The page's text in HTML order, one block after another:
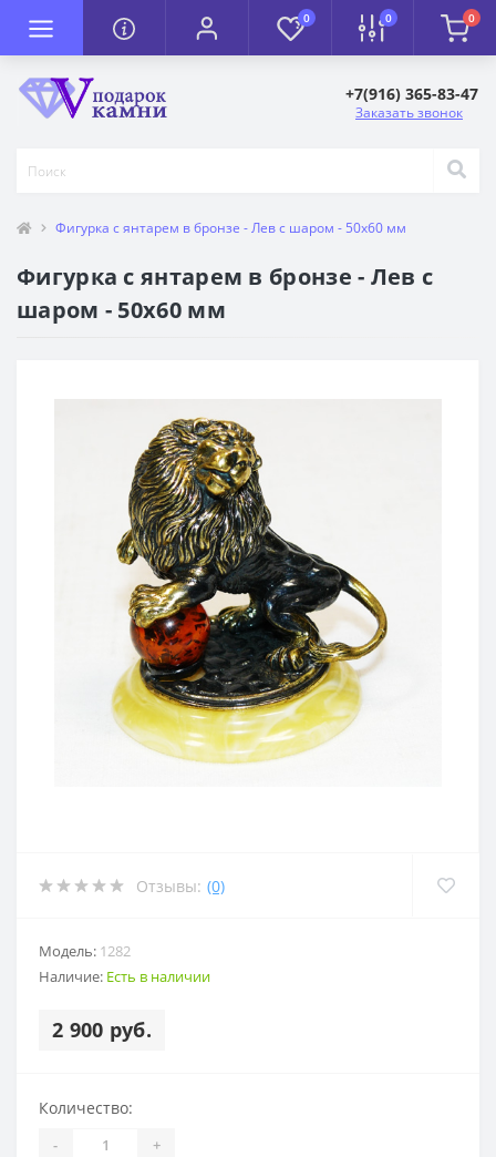
0 0 0
+7(916) 365-83-47
Заказать звонок
Фигурка с янтарем в бронзе - Лев с шаром - 50х60 мм
Фигурка с янтарем в бронзе - Лев с
шаром - 50х60 мм
Отзывы: (0)
Модель: 1282
Наличие: Есть в наличии
2 900 руб.
Количество:
- +